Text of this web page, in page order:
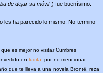
de dejar su móvil") fue buenísimo.
les ha parecido lo mismo. No termino
es mejor no visitar Cumbres
en ludita , por no mencionar
que te lleva a una novela Brontë, reza